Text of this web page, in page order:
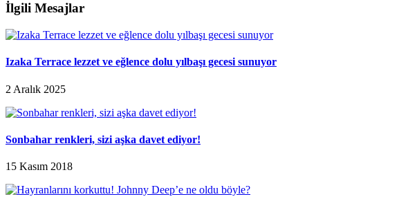
İlgili Mesajlar
Izaka Terrace lezzet ve eğlence dolu yılbaşı gecesi sunuyor
2 Aralık 2025
Sonbahar renkleri, sizi aşka davet ediyor!
15 Kasım 2018